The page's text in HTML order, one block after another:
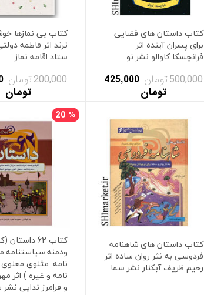
کتاب داستان های فضایی
برای پسران آینده اثر
فرانچسکا کاوالو نشر نو
500,000 تومان
425,000
تومان
کتاب بی نمازها
ترند اثر فاطمه
ستاد اقامه نماز
200,000 تومان
تومان
کتاب داستان های شاهنامه
فردوسی به نثر روان ساده اثر
رحیم ظریف آبکنار نشر سما
کتاب 62 داستان
نامه. مثنوی
نامه و غیره ) اثر
و فرامرز ندایی
20 %